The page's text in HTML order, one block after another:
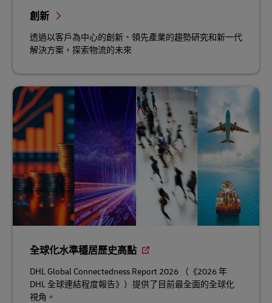
創新
透過以客戶為中心的創新、領先產業的趨勢研究和新一代
解決方案，探索物流的未來
全球化水準穩居歷史高點
DHL Global Connectedness Report 2026 （《2026 年
DHL 全球連結程度報告》）提供了目前最全面的全球化
視角。